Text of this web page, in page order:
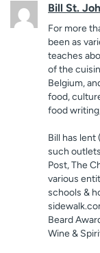
Bill St.
For more
been as
teaches
of the
Belgium,
food,
food
Bill has
such
Post, The
various
schools &
Beard
Wine &